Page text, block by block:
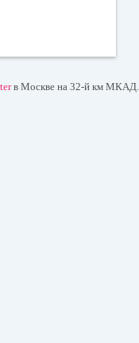
в Москве на 32-й км МКАД.